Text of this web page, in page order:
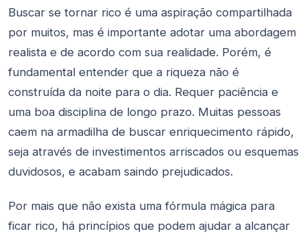
Buscar se tornar rico é uma aspiração compartilhada
por muitos, mas é importante adotar uma abordagem
realista e de acordo com sua realidade. Porém, é
fundamental entender que a riqueza não é
construída da noite para o dia. Requer paciência e
uma boa disciplina de longo prazo. Muitas pessoas
caem na armadilha de buscar enriquecimento rápido,
seja através de investimentos arriscados ou esquemas
duvidosos, e acabam saindo prejudicados.
Por mais que não exista uma fórmula mágica para
ficar rico, há princípios que podem ajudar a alcançar